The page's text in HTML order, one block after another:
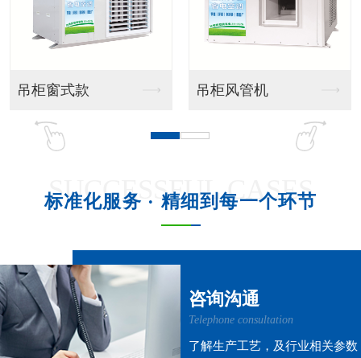
SUCCESSFUL CASES
标准化服务 · 精细到每一个环节
咨询沟通
Telephone consultation
了解生产工艺，及行业相关参数